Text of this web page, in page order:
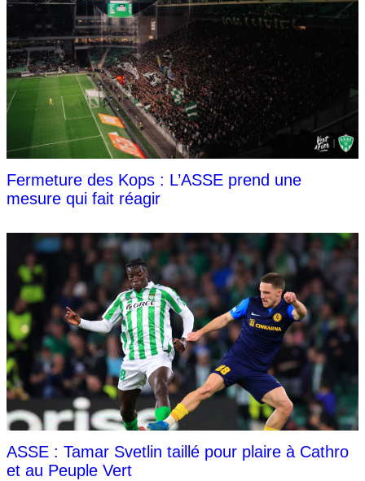
Fermeture des Kops : L’ASSE prend une
mesure qui fait réagir
ASSE : Tamar Svetlin taillé pour plaire à Cathro
et au Peuple Vert